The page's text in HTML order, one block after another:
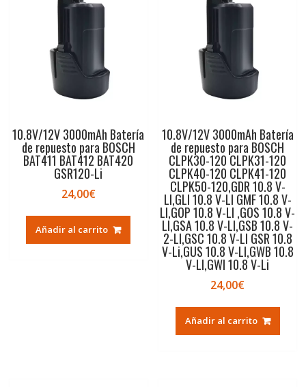
10.8V/12V 3000mAh Batería
de repuesto para BOSCH
BAT411 BAT412 BAT420
GSR120-Li
24,00€
Añadir al carrito
10.8V/12V 3000mAh Batería
de repuesto para BOSCH
CLPK30-120 CLPK31-120
CLPK40-120 CLPK41-120
CLPK50-120,GDR 10.8 V-
LI,GLI 10.8 V-LI GMF 10.8 V-
LI,GOP 10.8 V-LI ,GOS 10.8 V-
LI,GSA 10.8 V-LI,GSB 10.8 V-
2-LI,GSC 10.8 V-LI GSR 10.8
V-Li,GUS 10.8 V-LI,GWB 10.8
V-LI,GWI 10.8 V-Li
24,00€
Añadir al carrito